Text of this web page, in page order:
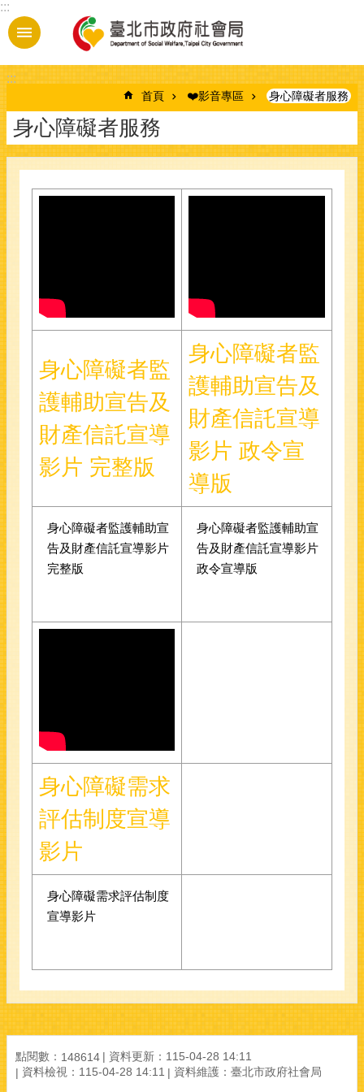
跳到主要內容區塊
:::
:::
首頁 ❤️影音專區 身心障礙者服務
身心障礙者服務
身心障礙者監
護輔助宣告及
財產信託宣導
影片 完整版
身心障礙者監
護輔助宣告及
財產信託宣導
影片 政令宣
導版
身心障礙者監護輔助宣
告及財產信託宣導影片
完整版
身心障礙者監護輔助宣
告及財產信託宣導影片
政令宣導版
身心障礙需求
評估制度宣導
影片
身心障礙需求評估制度
宣導影片
點閱數： 148614 資料更新： 115-04-28 14:11
資料檢視： 115-04-28 14:11 資料維護： 臺北市政府社會局